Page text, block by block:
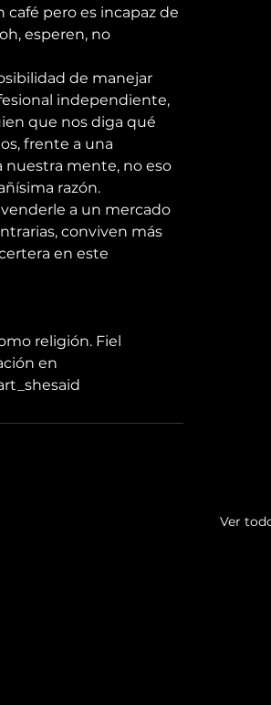
café pero es incapaz de
esperen, no
de manejar
independiente,
que nos diga qué
frente a una
nuestra mente, no eso
razón.
a un mercado
conviven más
en este
religión. Fiel
en
Ver